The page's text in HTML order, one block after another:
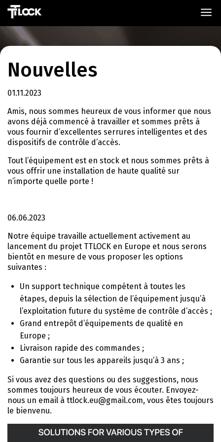
Nouvelles
01.11.2023
Amis, nous sommes heureux de vous informer que nous
avons déjà commencé à travailler et sommes prêts à
vous fournir d’excellentes serrures intelligentes et des
dispositifs de contrôle d’accès.
Tout l’équipement est en stock et nous sommes prêts à
vous offrir une installation de haute qualité sur
n’importe quelle porte !
06.06.2023
Notre équipe travaille actuellement activement au
lancement du projet TTLOCK en Europe et nous serons
bientôt en mesure de vous proposer les options
suivantes :
Un support technique compétent à toutes les
étapes, depuis la sélection de l’équipement jusqu’à
l’exploitation future du système de contrôle d’accès ;
Grand entrepôt d’équipements de qualité en
Europe ;
Livraison rapide des commandes ;
Garantie sur tous les appareils jusqu’à 3 ans ;
Si vous avez des questions ou des suggestions, nous
sommes toujours heureux de vous écouter. Envoyez-
nous un email à ttlock.eu@gmail.com, vous êtes toujours
le bienvenu.